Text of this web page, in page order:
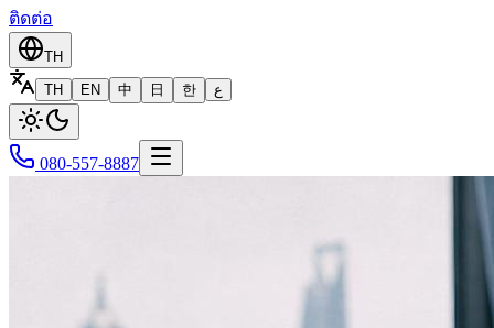
ติดต่อ
TH
TH
EN 中 日 한 ع
080-557-8887